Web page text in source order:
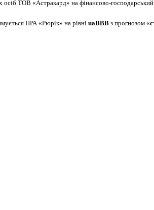
ТОВ «Астракард» на фінансово-господарський
НРА «Рюрік» на рівні uaBBB з прогнозом «